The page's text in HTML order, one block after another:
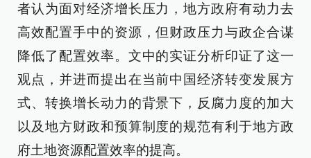
者认为面对经济增长压力，地方政府有动力去
高效配置手中的资源，但财政压力与政企合谋
降低了配置效率。文中的实证分析印证了这一
观点，并进而提出在当前中国经济转变发展方
式、转换增长动力的背景下，反腐力度的加大
以及地方财政和预算制度的规范有利于地方政
府土地资源配置效率的提高。